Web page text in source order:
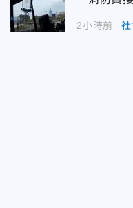
2小時前